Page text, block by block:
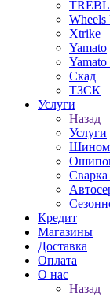
TREBL
Wheels
Xtrike
Yamato
Yamato
Скад
ТЗСК
Услуги
Назад
Услуги
Кредит
Магазины
Доставка
Оплата
О нас
Назад